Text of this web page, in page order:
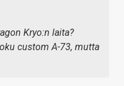
Kryo:n laita?
custom A-73, mutta